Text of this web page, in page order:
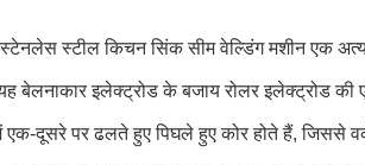
स्टील किचन सिंक सीम वेल्डिंग मशीन एक
बेलनाकार इलेक्ट्रोड के बजाय रोलर इलेक्ट्रोड की
एक-दूसरे पर ढलते हुए पिघले हुए कोर होते हैं, जिससे